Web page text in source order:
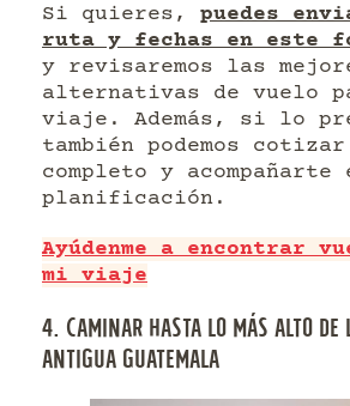
Si quieres, puedes
ruta y fechas en este
y revisaremos las
alternativas de vuelo
viaje. Además, si lo
también podemos
completo y acompañarte
planificación.
Ayúdenme a encontrar
mi viaje
4. CAMINAR HASTA LO MÁS ALTO DE
ANTIGUA GUATEMALA